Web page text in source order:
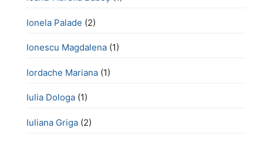
Ionela Palade (2)
Ionescu Magdalena (1)
Iordache Mariana (1)
Iulia Dologa (1)
Iuliana Griga (2)